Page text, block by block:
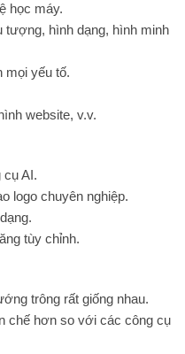
học máy.
hình dạng, hình minh
mọi yếu tố.
website, v.v.
cụ AI.
logo chuyên nghiệp.
tùy chỉnh.
trông rất giống nhau.
chế hơn so với các công cụ